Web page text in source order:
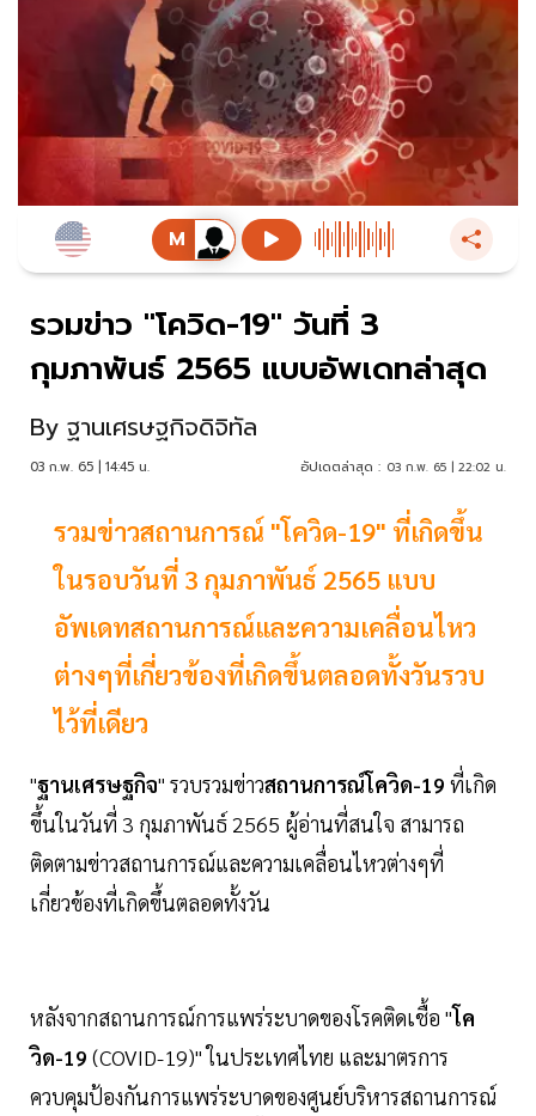
รวมข่าว "โควิด-19" วันที่ 3
กุมภาพันธ์ 2565 แบบอัพเดทล่าสุด
By ฐานเศรษฐกิจดิจิทัล
03 ก.พ. 65 | 14:45 น. อัปเดตล่าสุด : 03 ก.พ. 65 | 22:02 น.
รวมข่าวสถานการณ์ "โควิด-19" ที่เกิดขึ้น
ในรอบวันที่ 3 กุมภาพันธ์ 2565 แบบ
อัพเดทสถานการณ์และความเคลื่อนไหว
ต่างๆที่เกี่ยวข้องที่เกิดขึ้นตลอดทั้งวันรวบ
ไว้ที่เดียว
"ฐานเศรษฐกิจ" รวบรวมข่าวสถานการณ์โควิด-19 ที่เกิด
ขึ้นในวันที่ 3 กุมภาพันธ์ 2565 ผู้อ่านที่สนใจ สามารถ
ติดตามข่าวสถานการณ์และความเคลื่อนไหวต่างๆที่
เกี่ยวข้องที่เกิดขึ้นตลอดทั้งวัน
หลังจากสถานการณ์การแพร่ระบาดของโรคติดเชื้อ "โค
วิด-19 (COVID-19)" ในประเทศไทย และมาตรการ
ควบคุมป้องกันการแพร่ระบาดของศูนย์บริหารสถานการณ์